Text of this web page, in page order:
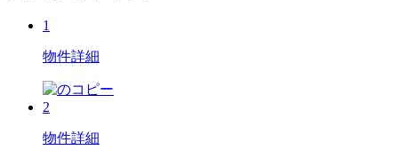
1
物件詳細
2
物件詳細